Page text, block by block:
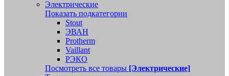
Электрические
Показать подкатегории
Stout
ЭВАН
Protherm
Vaillant
РЭКО
Посмотреть все товары [Электрические]